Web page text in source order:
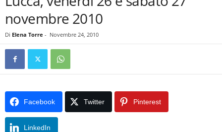
novembre 2010
Di Elena Torre - Novembre 24, 2010
Facebook Twitter Pinterest
LinkedIn